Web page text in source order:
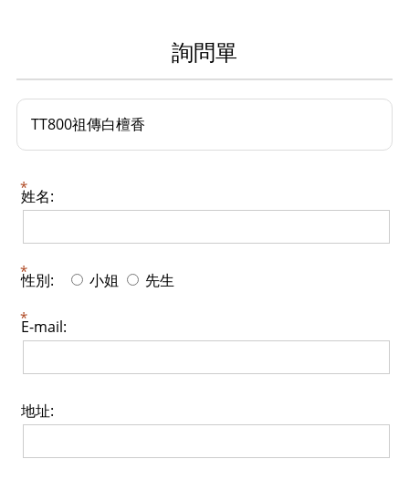
詢問單
TT800祖傳白檀香
姓名:
性別: 小姐 先生
E-mail:
地址: